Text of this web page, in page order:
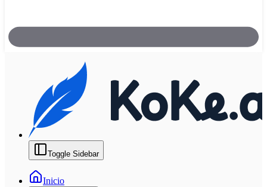
Toggle Sidebar
Inicio